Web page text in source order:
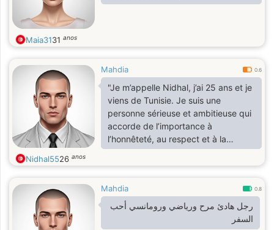
Maia3131 anos
Mahdia 0.6
"Je m’appelle Nidhal, j’ai 25 ans et je
viens de Tunisie. Je suis une
personne sérieuse et ambitieuse qui
accorde de l’importance à
l’honnêteté, au respect et à la
famille. J’aime apprendre de
nouvelles choses et je rêve de
sincère, basée sur la confiance et la
compréhension."
Nidhal5526 anos
Mahdia 0.8
رجل هادئ مرح ورياضي ورومانسي أحب
السفر